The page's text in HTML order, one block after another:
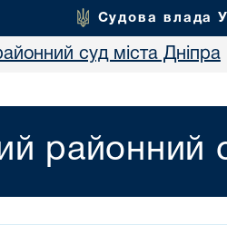
Судова влада
суд міста Дніпра
районний